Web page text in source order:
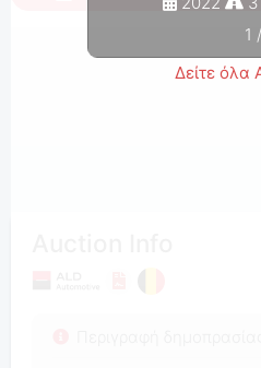
1 /
Δείτε όλα